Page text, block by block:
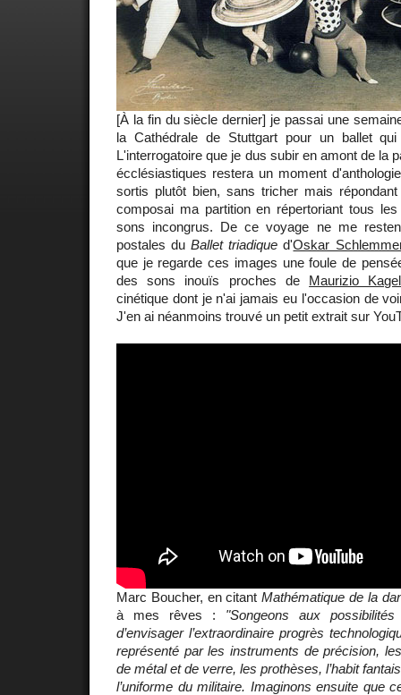
[À la fin du siècle dernier] je passai une
la Cathédrale de Stuttgart pour un ballet
L'interrogatoire que je dus subir en amont de la
écclésiastiques restera un moment
sortis plutôt bien, sans tricher mais
composai ma partition en répertoriant tous
sons incongrus. De ce voyage ne me
postales duBallet triadique d'Oskar
que je regarde ces images une foule de
des sons inouïs proches de Maurizio Kagel
cinétique dont je n'ai jamais eu l'occasion de
J'en ai néanmoins trouvé un petit extrait sur
Marc Boucher, en citantMathématique de la
à mes rêves : "Songeons aux
d’envisager l’extraordinaire progrès
représenté par les instruments de précision,
de métal et de verre, les prothèses, l’habit
l’uniforme du militaire. Imaginons ensuite que